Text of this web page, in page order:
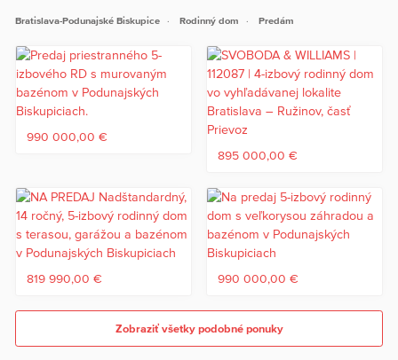
Bratislava-Podunajské Biskupice Rodinný dom Predám
990 000,00 €
895 000,00 €
819 990,00 € 990 000,00 €
Zobraziť všetky podobné ponuky